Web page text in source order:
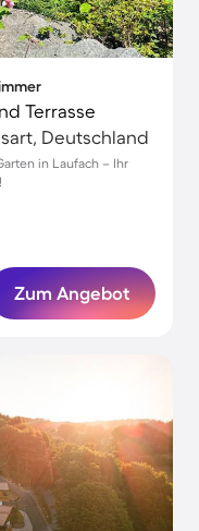
Terrasse
Deutschland
in Laufach – Ihr
Zum Angebot